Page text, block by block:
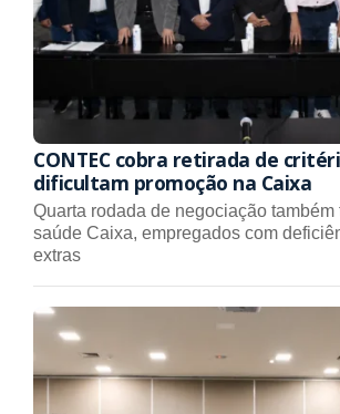
CONTEC cobra retirada de
dificultam promoção na Caixa
Quarta rodada de negociação também
saúde Caixa, empregados com
extras